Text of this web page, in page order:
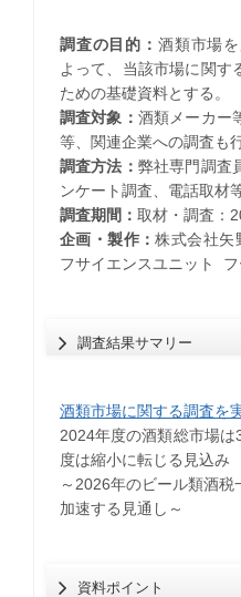
調査の目的： 酒類市場
よって、当該市場に関す
ための基礎資料とする。
調査対象： 酒類メーカー
等、関連企業への調査も
調査方法： 弊社専門調査
ンケート調査、電話取材
調査期間： 取材・調査：
企画・製作：株式会社矢
フサイエンスユニット
調査結果サマリー
酒類市場に関する調査を
2024年度の酒類総市場
度は縮小に転じる見込み
～2026年のビール類酒
加速する見通し～
資料ポイント